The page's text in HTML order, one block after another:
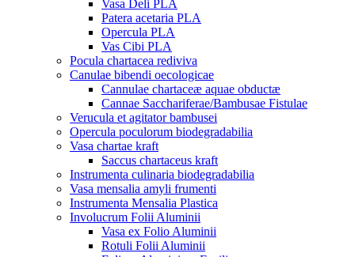
Vasa Deli PLA
Patera acetaria PLA
Opercula PLA
Vas Cibi PLA
Pocula chartacea rediviva
Canulae bibendi oecologicae
Cannulae chartaceæ aquae obductæ
Cannae Sacchariferae/Bambusae Fistulae
Verucula et agitator bambusei
Opercula poculorum biodegradabilia
Vasa chartae kraft
Saccus chartaceus kraft
Instrumenta culinaria biodegradabilia
Vasa mensalia amyli frumenti
Instrumenta Mensalia Plastica
Involucrum Folii Aluminii
Vasa ex Folio Aluminii
Rotuli Folii Aluminii